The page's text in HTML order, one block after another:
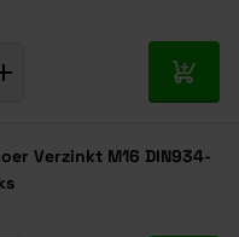
In
Verzinkt M16 DIN934-